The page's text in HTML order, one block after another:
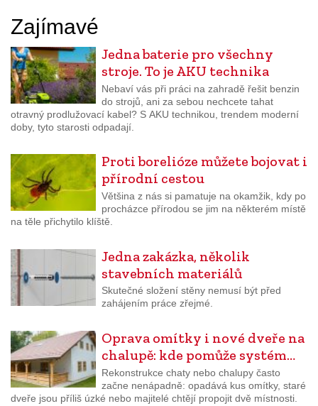
Zajímavé
Jedna baterie pro všechny
stroje. To je AKU technika
Nebaví vás při práci na zahradě řešit benzin
do strojů, ani za sebou nechcete tahat
otravný prodlužovací kabel? S AKU technikou, trendem moderní
doby, tyto starosti odpadají.
Proti borelióze můžete bojovat i
přírodní cestou
Většina z nás si pamatuje na okamžik, kdy po
procházce přírodou se jim na některém místě
na těle přichytilo klíště.
Jedna zakázka, několik
stavebních materiálů
Skutečné složení stěny nemusí být před
zahájením práce zřejmé.
Oprava omítky i nové dveře na
chalupě: kde pomůže systém…
Rekonstrukce chaty nebo chalupy často
začne nenápadně: opadává kus omítky, staré
dveře jsou příliš úzké nebo majitelé chtějí propojit dvě místnosti.